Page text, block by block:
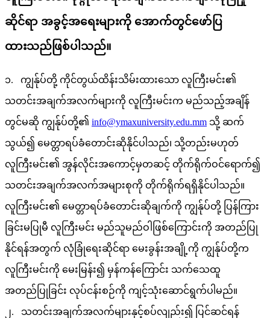
ဆိုင်ရာ အခွင့်အရေးများကို အောက်တွင်ဖော်ပြ
ထားသည်ဖြစ်ပါသည်။
၁. ကျွန်ုပ်တို့ ကိုင်တွယ်ထိန်းသိမ်းထားသော လူကြီးမင်း၏
သတင်းအချက်အလက်များကို လူကြီးမင်းက မည်သည့်အချိန်
တွင်မဆို ကျွန်ုပ်တို့၏ info@ymaxuniversity.edu.mm သို့ ဆက်
သွယ်၍ မေတ္တာရပ်ခံတောင်းဆိုနိုင်ပါသည်၊ သို့တည်းမဟုတ်
လူကြီးမင်း၏ အွန်လိုင်းအကောင့်မှတဆင့် တိုက်ရိုက်ဝင်ရောက်၍
သတင်းအချက်အလက်အများစုကို တိုက်ရိုက်ရရှိနိုင်ပါသည်။
လူကြီးမင်း၏ မေတ္တာရပ်ခံတောင်းဆိုချက်ကို ကျွန်ုပ်တို့ ပြန်ကြား
ခြင်းမပြုမီ လူကြီးမင်း မည်သူမည်ဝါဖြစ်ကြောင်းကို အတည်ပြု
နိုင်ရန်အတွက် လုံခြုံရေးဆိုင်ရာ မေးခွန်းအချို့ကို ကျွန်ုပ်တို့က
လူကြီးမင်းကို မေးမြန်း၍ မှန်ကန်ကြောင်း သက်သေထူ
အတည်ပြုခြင်း လုပ်ငန်းစဉ်ကို ကျင့်သုံးဆောင်ရွက်ပါမည်။
၂. သတင်းအချက်အလက်များနှင့်စပ်လျည်း၍ ပြင်ဆင်ရန်